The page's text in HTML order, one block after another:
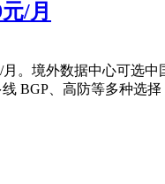
/月
。境外数据中心可选
BGP、高防等多种